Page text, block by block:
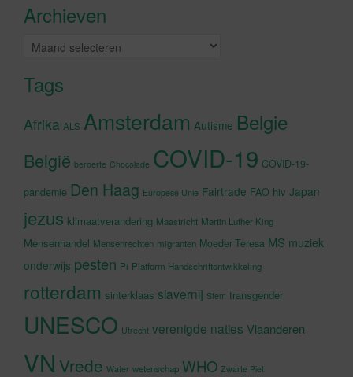
Archieven
Archieven
Tags
Afrika ALS Amsterdam Autisme Belgie
België beroerte Chocolade COVID-19 COVID-19-
pandemie Den Haag Europese Unie Fairtrade FAO hiv Japan
jezus klimaatverandering Maastricht Martin Luther King
Mensenhandel Mensenrechten migranten Moeder Teresa MS muziek
onderwijs pesten Pi Platform Handschriftontwikkeling
rotterdam sinterklaas slavernij Stem transgender
UNESCO Utrecht verenigde naties Vlaanderen
VN Vrede Water wetenschap WHO Zwarte Piet